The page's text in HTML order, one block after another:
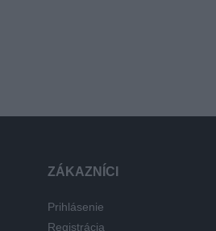
ZÁKAZNÍCI
Prihlásenie
Registrácia